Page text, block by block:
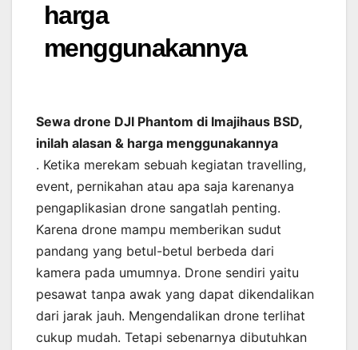
harga
menggunakannya
Sewa drone DJI Phantom di Imajihaus BSD,
inilah alasan & harga menggunakannya
. Ketika merekam sebuah kegiatan travelling,
event, pernikahan atau apa saja karenanya
pengaplikasian drone sangatlah penting.
Karena drone mampu memberikan sudut
pandang yang betul-betul berbeda dari
kamera pada umumnya. Drone sendiri yaitu
pesawat tanpa awak yang dapat dikendalikan
dari jarak jauh. Mengendalikan drone terlihat
cukup mudah. Tetapi sebenarnya dibutuhkan